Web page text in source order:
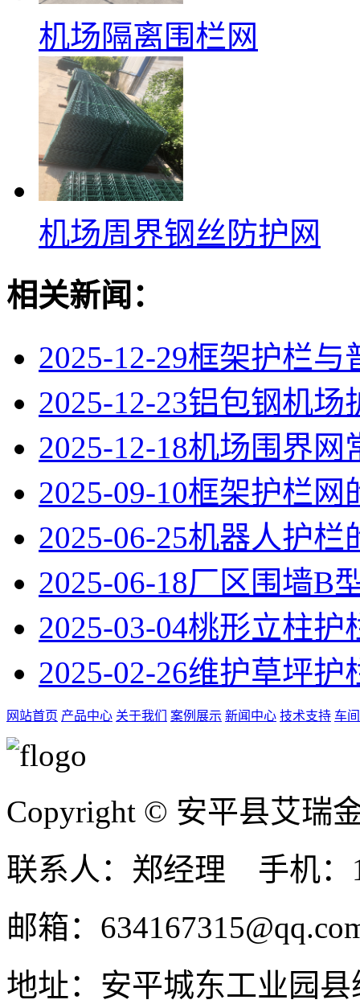
机场隔离围栏网
机场周界钢丝防护网
相关新闻：
2025-12-29框架护栏与
2025-12-23铝包钢机场
2025-12-18机场围界网
2025-09-10框架护栏网
2025-06-25机器人护栏
2025-06-18厂区围墙B
2025-03-04桃形立柱护
2025-02-26维护草坪护
网站首页 产品中心 关于我们 案例展示 新闻中心 技术支持 车
Copyright © 安平县艾瑞
联系人：郑经理 手机：
邮箱：
地址：安平城东工业园县